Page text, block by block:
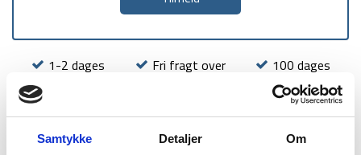
Samtykke Detaljer Om
1-2 dages
Fri fragt over
100 dages
returret